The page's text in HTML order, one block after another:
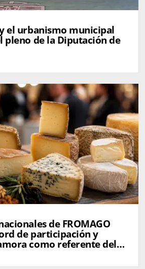
el urbanismo municipal
pleno de la Diputación de
de FROMAGO
de participación y
como referente del